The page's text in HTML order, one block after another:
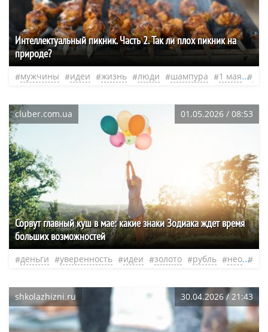
​Интеллектуальный пикник. Часть 2. Так ли плох пикник на
природе?
мужчины идеи жизнь люди шампура 1 мая
cluber.com.ua 01.05.2026 / 08:53
Сорвут главный куш в мае: какие знаки Зодиака ждет время
больших возможностей
деньги уверенность идеи золото рубль нео
shkolazhizni.ru 30.04.2026 / 21:43